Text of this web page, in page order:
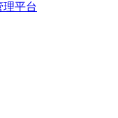
平台